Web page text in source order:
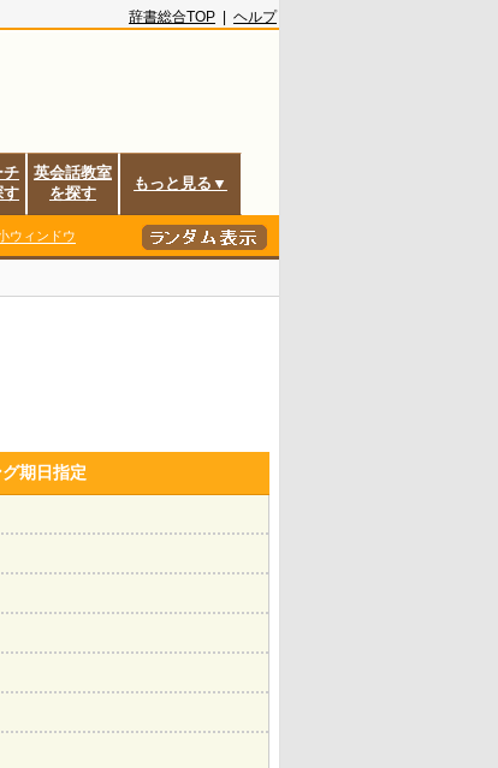
辞書総合TOP ヘルプ
チ
す
英会話教室
を探す
もっと見る▼
ウィンドウ
期日指定